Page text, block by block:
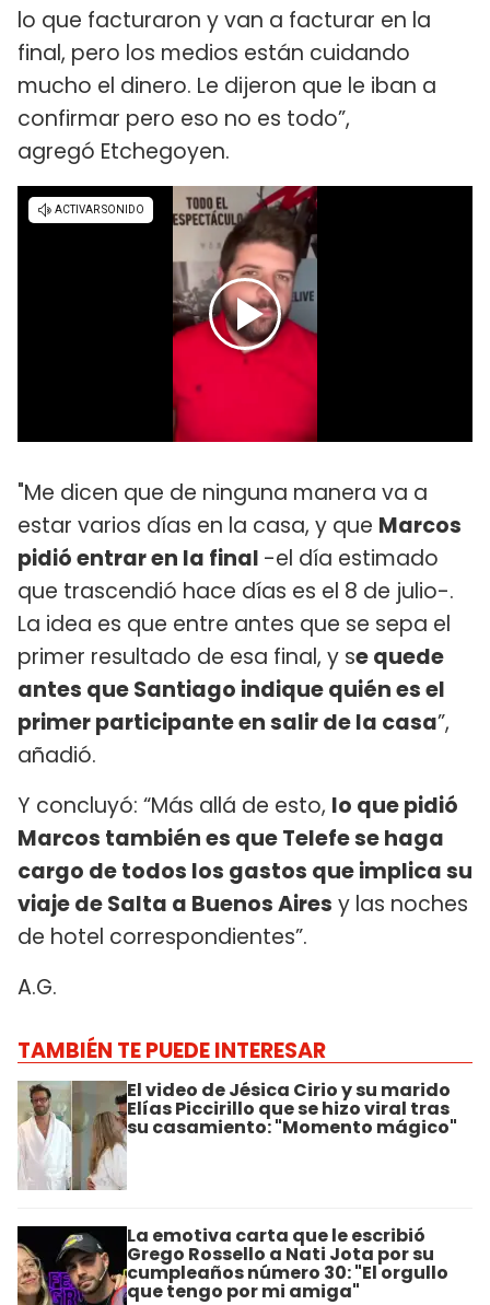
lo que facturaron y van a facturar en la
final, pero los medios están cuidando
mucho el dinero. Le dijeron que le iban a
confirmar pero eso no es todo”,
agregó Etchegoyen.
"Me dicen que de ninguna manera va a
estar varios días en la casa, y que Marcos
pidió entrar en la final -el día estimado
que trascendió hace días es el 8 de julio-.
La idea es que entre antes que se sepa el
primer resultado de esa final, y se quede
antes que Santiago indique quién es el
primer participante en salir de la casa”,
añadió.
Y concluyó: “Más allá de esto, lo que pidió
Marcos también es que Telefe se haga
cargo de todos los gastos que implica su
viaje de Salta a Buenos Aires y las noches
de hotel correspondientes”.
A.G.
TAMBIÉN TE PUEDE INTERESAR
El video de Jésica Cirio y su marido
Elías Piccirillo que se hizo viral tras
su casamiento: "Momento mágico"
La emotiva carta que le escribió
Grego Rossello a Nati Jota por su
cumpleaños número 30: "El orgullo
que tengo por mi amiga"